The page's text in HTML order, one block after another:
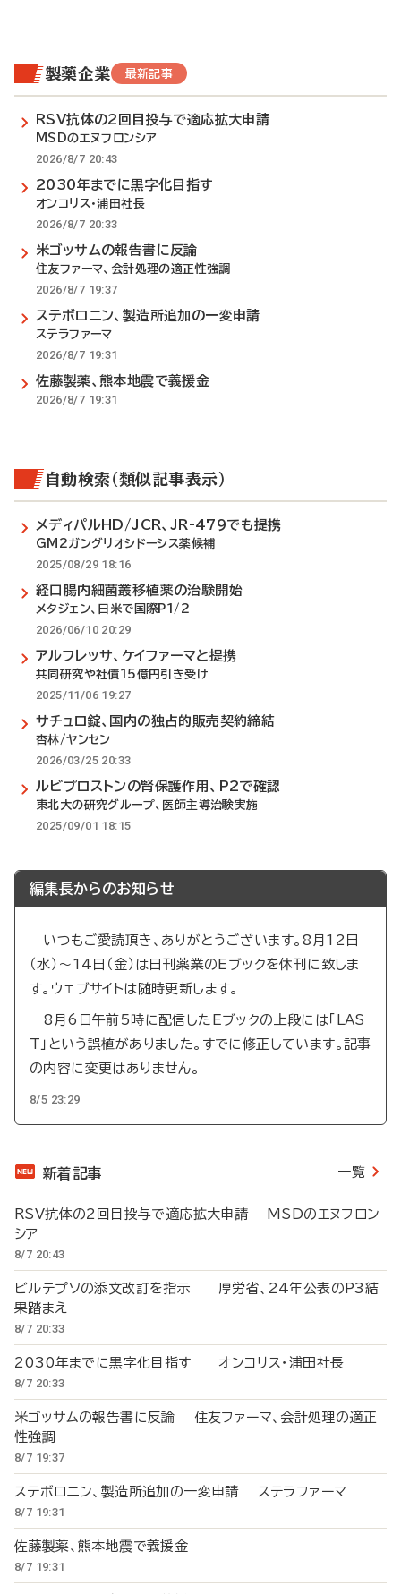
製薬企業 最新記事
RSV抗体の2回目投与で適応拡大申請
MSDのエヌフロンシア
2026/8/7 20:43
2030年までに黒字化目指す
オンコリス・浦田社長
2026/8/7 20:33
米ゴッサムの報告書に反論
住友ファーマ、会計処理の適正性強調
2026/8/7 19:37
ステボロニン、製造所追加の一変申請
ステラファーマ
2026/8/7 19:31
佐藤製薬、熊本地震で義援金
2026/8/7 19:31
自動検索（類似記事表示）
メディパルHD/JCR、JR-479でも提携
GM2ガングリオシドーシス薬候補
2025/08/29 18:16
経口腸内細菌叢移植薬の治験開始
メタジェン、日米で国際P1/2
2026/06/10 20:29
アルフレッサ、ケイファーマと提携
共同研究や社債15億円引き受け
2025/11/06 19:27
サチュロ錠、国内の独占的販売契約締結
杏林/ヤンセン
2026/03/25 20:33
ルビプロストンの腎保護作用、P2で確認
東北大の研究グループ、医師主導治験実施
2025/09/01 18:15
編集長からのお知らせ
いつもご愛読頂き、ありがとうございます。8月12日
（水）～14日（金）は日刊薬業のEブックを休刊に致しま
す。ウェブサイトは随時更新します。
8月6日午前5時に配信したEブックの上段には「LAS
T」という誤植がありました。すでに修正しています。記事
の内容に変更はありません。
8/5 23:29
新着記事 一覧
RSV抗体の2回目投与で適応拡大申請 MSDのエヌフロン
シア
8/7 20:43
ビルテプソの添文改訂を指示 厚労省、24年公表のP3結
果踏まえ
8/7 20:33
2030年までに黒字化目指す オンコリス・浦田社長
8/7 20:33
米ゴッサムの報告書に反論 住友ファーマ、会計処理の適正
性強調
8/7 19:37
ステボロニン、製造所追加の一変申請 ステラファーマ
8/7 19:31
佐藤製薬、熊本地震で義援金
8/7 19:31